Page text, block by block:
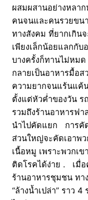
ผสมผสานอย่างหลาก
คนจนและคนรวยขน
ทางสังคม ที่ยากเกิน
เพียงเล็กน้อยแลกกับ
บางครั้งก็ทานไม่หมด
กลายเป็นอาหารมื้อ
ความยากจนแร้นแ
ตั้งแต่หัวค่ำของวัน ร
รวมถึงร้านอาหารฟ
นำไปคัดแยก การคั
ส่วนใหญ่จะคัดเอาพ
เนื้อหมู เพราะพวกเ
ติดโรคได้ง่าย . เมื่อ
ร้านอาหารชุมชน ทา
“ล้างน้ำเปล่า” ราว